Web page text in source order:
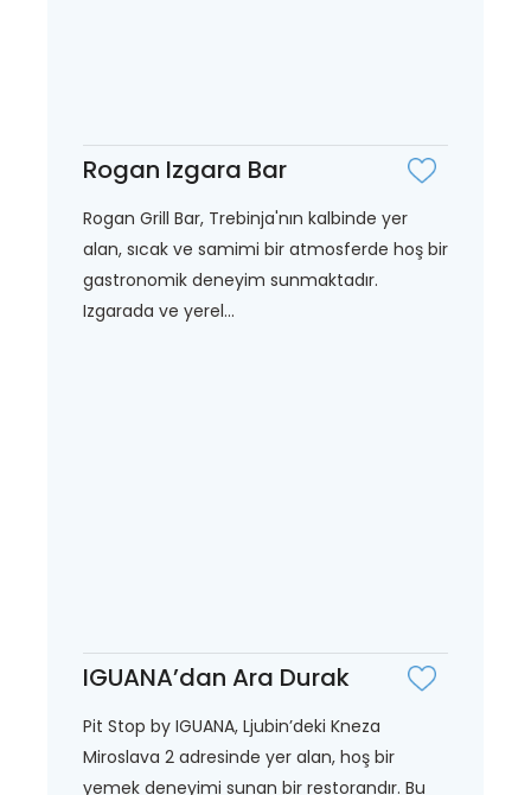
Rogan Izgara Bar
Rogan Grill Bar, Trebinja'nın kalbinde yer
alan, sıcak ve samimi bir atmosferde hoş bir
gastronomik deneyim sunmaktadır.
Izgarada ve yerel...
IGUANA’dan Ara Durak
Pit Stop by IGUANA, Ljubin’deki Kneza
Miroslava 2 adresinde yer alan, hoş bir
yemek deneyimi sunan bir restorandır. Bu